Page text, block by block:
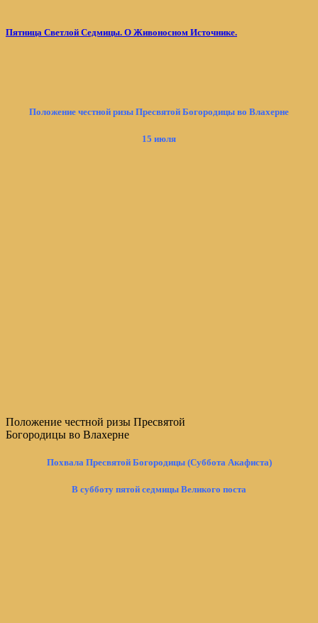
Пятница Светлой Седмицы. О Живоносном Источнике.
Положение честной ризы Пресвятой Богородицы во Влахерне
15 июля
Положение честной ризы Пресвятой
Богородицы во Влахерне
Похвала Пресвятой Богородицы (Суббота Акафиста)
В субботу пятой седмицы Великого поста